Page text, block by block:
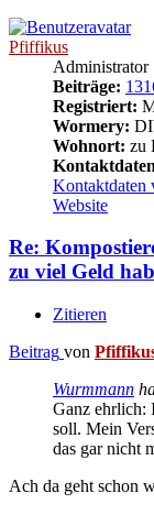
Pfiffikus
Administrator
Beiträge:
Registriert:
Wormery:
Wohnort: zu
Kontaktdaten
Website
Re:
zu viel Geld
Zitieren
Beitrag von
Wurmmann
Ganz ehrlich:
soll. Mein
das gar nicht
Ach da geht schon